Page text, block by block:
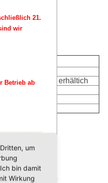
Gärten.
Rollenabschnitt erhältich
g/qm
Gärten .
21.
wir
Betrieb ab
um
bin damit
Wirkung